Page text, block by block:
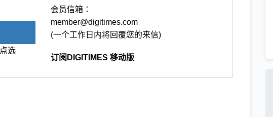
选
会员信箱：
member@digitimes.com
(一个工作日内将回覆您的来信)
订阅DIGITIMES 移动版